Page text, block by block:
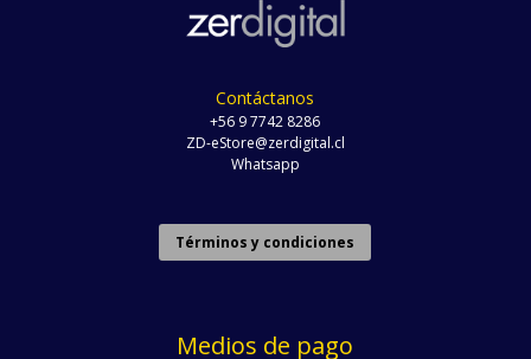
Contáctanos
+56 9 7742 8286
ZD-eStore@zerdigital.cl
Whatsapp
Términos y condiciones
Medios de pago